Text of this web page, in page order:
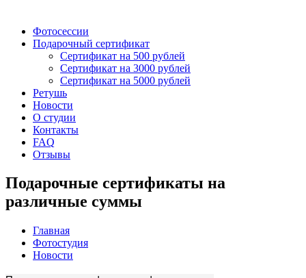
Фотосессии
Подарочный сертификат
Сертификат на 500 рублей
Сертификат на 3000 рублей
Сертификат на 5000 рублей
Ретушь
Новости
О студии
Контакты
FAQ
Отзывы
Подарочные сертификаты на
различные суммы
Главная
Фотостудия
Новости